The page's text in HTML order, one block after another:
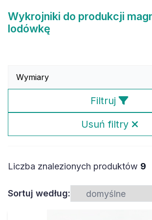
Wykrojniki do produkcji
lodówkę
Filtruj
Usuń filtry
Liczba znalezionych produktów 9
Sortuj według: